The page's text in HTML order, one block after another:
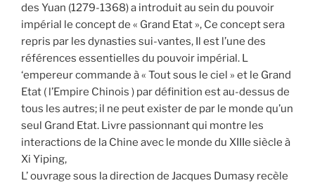
des Yuan (1279-1368) a introduit au sein du pouvoir
impérial le concept de « Grand Etat », Ce concept sera
repris par les dynasties sui-vantes, Il est l’une des
références essentielles du pouvoir impérial. L
‘empereur commande à « Tout sous le ciel » et le Grand
Etat ( l’Empire Chinois ) par définition est au-dessus de
tous les autres; il ne peut exister de par le monde qu’un
seul Grand Etat. Livre passionnant qui montre les
interactions de la Chine avec le monde du XIIIe siècle à
Xi Yiping,
L’ ouvrage sous la direction de Jacques Dumasy recèle